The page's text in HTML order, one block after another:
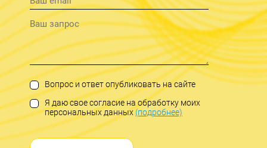
Вопрос и ответ опубликовать на сайте
Я даю свое согласие на обработку моих
персональных данных(подробнее)